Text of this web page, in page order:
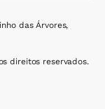
das Árvores,
direitos reservados.